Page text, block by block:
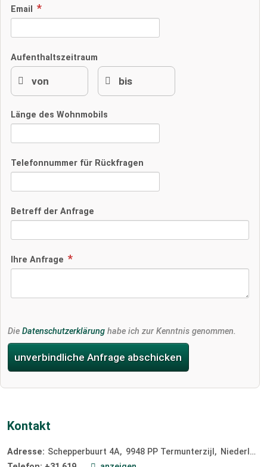
Email
Aufenthaltszeitraum
Länge des Wohnmobils
Telefonnummer für Rückfragen
Betreff der Anfrage
Ihre Anfrage
Die Datenschutzerklärung habe ich zur Kenntnis genommen.
unverbindliche Anfrage abschicken
Kontakt
Adresse: Schepperbuurt 4A 9948 PP Termunterzijl
Niederlande